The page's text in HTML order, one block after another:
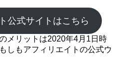
公式サイトはこちら
メリットは2020年4月1日時
しもアフィリエイトの公式ウ